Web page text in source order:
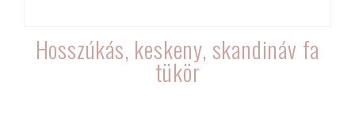
Hosszúkás, keskeny, skandináv fa
tükör